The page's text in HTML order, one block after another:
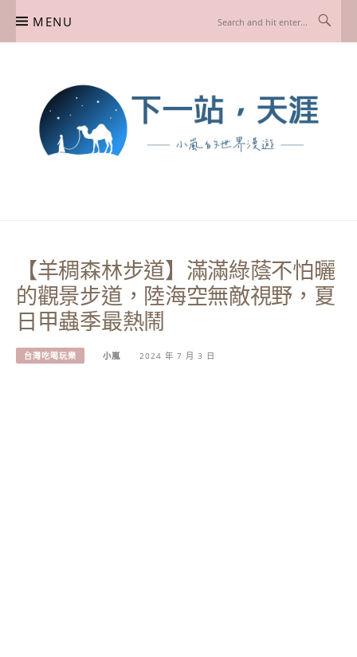
MENU
【羊稠森林步道】滿滿綠蔭不怕曬
的觀景步道，陸海空無敵視野，夏
日甲蟲季最熱鬧
台灣吃喝玩樂 小嵐 2024 年 7 月 3 日